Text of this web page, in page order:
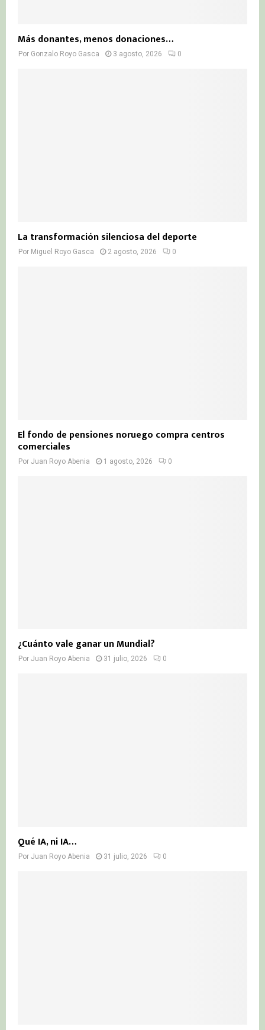
Más donantes, menos donaciones…
Por Gonzalo Royo Gasca 3 agosto, 2026 0
La transformación silenciosa del deporte
Por Miguel Royo Gasca 2 agosto, 2026 0
El fondo de pensiones noruego compra centros
comerciales
Por Juan Royo Abenia 1 agosto, 2026 0
¿Cuánto vale ganar un Mundial?
Por Juan Royo Abenia 31 julio, 2026 0
Qué IA, ni IA…
Por Juan Royo Abenia 31 julio, 2026 0